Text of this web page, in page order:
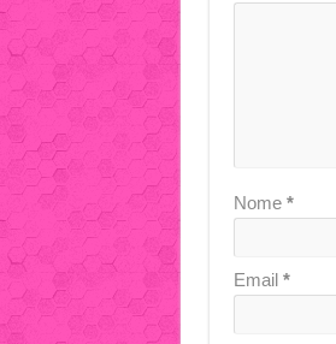
Nome *
Email *